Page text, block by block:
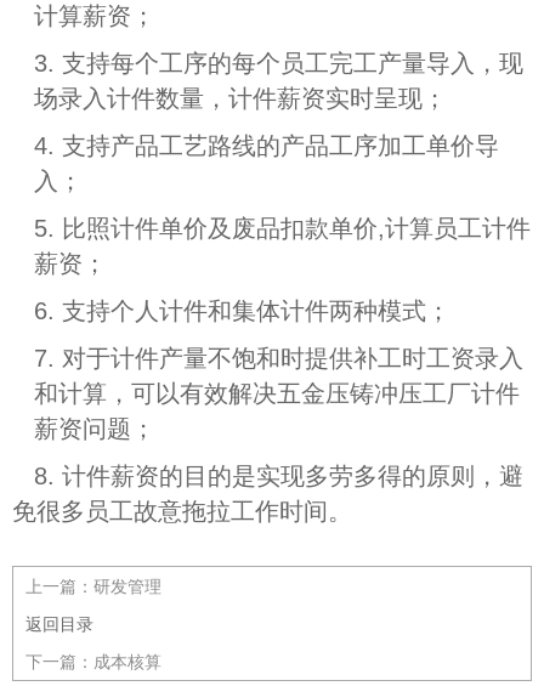
计算薪资；
3. 支持每个工序的每个员工完工产量导入，现
场录入计件数量，计件薪资实时呈现；
4. 支持产品工艺路线的产品工序加工单价导
入；
5. 比照计件单价及废品扣款单价,计算员工计件
薪资；
6. 支持个人计件和集体计件两种模式；
7. 对于计件产量不饱和时提供补工时工资录入
和计算，可以有效解决五金压铸冲压工厂计件
薪资问题；
8. 计件薪资的目的是实现多劳多得的原则，避
免很多员工故意拖拉工作时间。
上一篇： 研发管理
返回目录
下一篇： 成本核算